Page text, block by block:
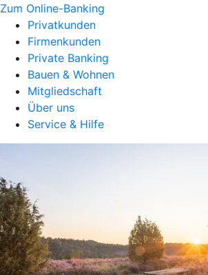
Zum Online-Banking
Privatkunden
Firmenkunden
Private Banking
Bauen & Wohnen
Mitgliedschaft
Über uns
Service & Hilfe